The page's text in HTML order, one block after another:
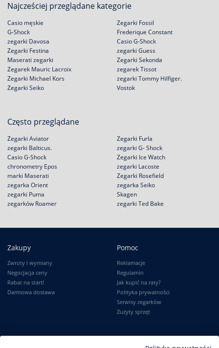
Najcześciej przeglądane kategorie
Casio męskie
G-Shock
zegarki Davosa
Zegarki Festina
Zegarki Fossil
Frederique Constant
Casio G-Shock
zegarki Guess
Maserati zegarki
Zegarek Mauric Lacroix
Zegarki Michael Kors
Zegarki Seiko
Zegarki Sekonda
zegarek Tissot
zegarki Tommy Hilfiger.
Vostok
Często przeglądane
Zegarki Aviator
zegarki Balticus.
Casio G-Shock
chronometry Epos
Zegarki Furla
zegarki G- Shock
Zegarki Ice Watch
zegarki Lacoste
marki Maserati
zegarka Orient
zegarki Puma
zegarków Roamer
Zegarki Rosefield
zegarka Seiko
Skagen
zegarki Ted Bake
Zakupy
Zwroty i wymiany
Negocjacja ceny
Rabat na start!
Darmowa dostawa
Pomoc
Reklamacje
Regulamin
Jak kupić na raty?
Polityka prywatności
Serwisy zegarków
Zużyty sprzęt
Informacje